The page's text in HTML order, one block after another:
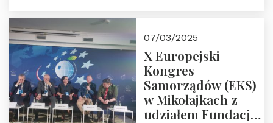
07/03/2025
X Europejski
Kongres
Samorządów (EKS)
w Mikołajkach z
udziałem Fundacji